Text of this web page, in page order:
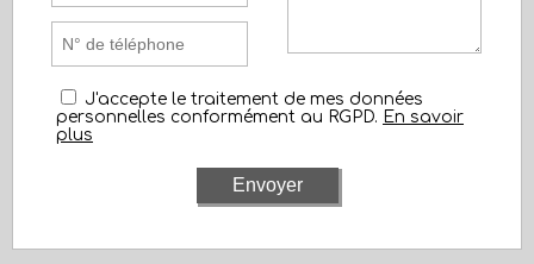
J'accepte le traitement de mes données
personnelles conformément au RGPD. En savoir
plus